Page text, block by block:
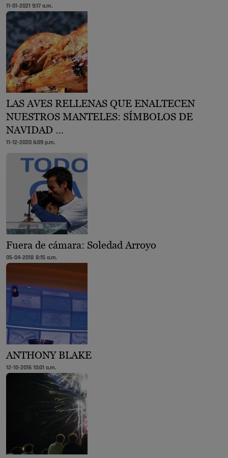
11-01-2021 9:17 a.m.
LAS AVES RELLENAS QUE ENALTECEN
NUESTROS MANTELES: SÍMBOLOS DE
NAVIDAD …
11-12-2020 6:09 p.m.
Fuera de cámara: Soledad Arroyo
05-04-2018 8:15 a.m.
ANTHONY BLAKE
12-10-2016 10:01 a.m.